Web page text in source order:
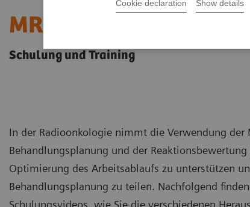
Cookie declaration Show details
MRT in der
Schulung und Training
In der Radioonkologie nimmt die Verwendung
Behandlungsplanung und der
Optimierung des Arbeitsablaufs zu unterstützen
Behandlungsplanung zu teilen. Nachfolgend
Schulungsvideos, wie Sie die verschiedenen